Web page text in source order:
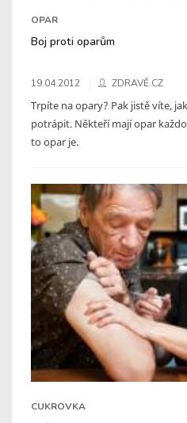
OPAR
Boj proti oparům
19.04.2012 ZDRAVĚ.CZ
Trpíte na opary? Pak jistě víte,
potrápit. Někteří mají opar
to opar je.
CUKROVKA